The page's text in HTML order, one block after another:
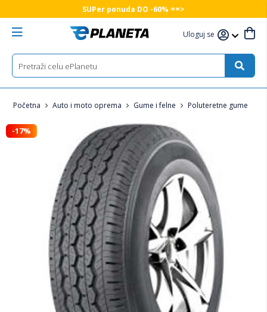
SUPer ponuda DO -60% ==>
Uloguj se
Početna Auto i moto oprema Gume i felne Poluteretne gume
-17%